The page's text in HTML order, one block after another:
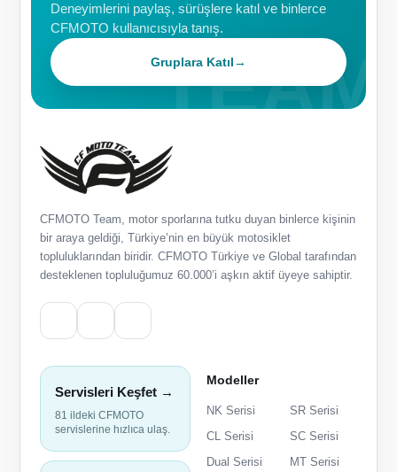
Deneyimlerini paylaş, sürüşlere katıl ve binlerce
CFMOTO kullanıcısıyla tanış.
Gruplara Katıl→
CFMOTO Team, motor sporlarına tutku duyan binlerce kişinin
bir araya geldiği, Türkiye’nin en büyük motosiklet
topluluklarından biridir. CFMOTO Türkiye ve Global tarafından
desteklenen topluluğumuz 60.000’i aşkın aktif üyeye sahiptir.
Servisleri Keşfet →
81 ildeki CFMOTO
servislerine hızlıca ulaş.
Modeller
NK Serisi
SR Serisi
CL Serisi
SC Serisi
Dual Serisi
MT Serisi